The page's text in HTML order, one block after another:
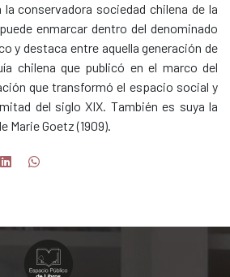
conservadora sociedad chilena de la
enmarcar dentro del denominado
y destaca entre aquella generación de
chilena que publicó en el marco del
que transformó el espacio social y
del siglo XIX. También es suya la
Marie Goetz (1909).